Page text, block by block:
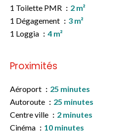
1 Toilette PMR
2 m²
1 Dégagement
3 m²
1 Loggia
4 m²
Proximités
Aéroport
25 minutes
Autoroute
25 minutes
Centre ville
2 minutes
Cinéma
10 minutes